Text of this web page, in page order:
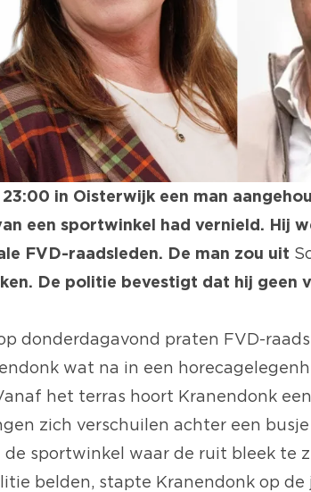
in Oisterwijk een man
een sportwinkel had vernield. Hij
FVD-raadsleden. De man zou uit
De politie bevestigt dat hij geen
donderdagavond praten FVD-
wat na in een
het terras hoort Kranendonk
zich verschuilen achter een
sportwinkel waar de ruit bleek te
belden, stapte Kranendonk op